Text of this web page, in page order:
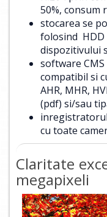
50%, consum
stocarea se
folosind HDD
dispozitivului
software CMS
compatibil si
AHR, MHR,
(pdf) si/sau
cu toate
Claritate
megapixeli